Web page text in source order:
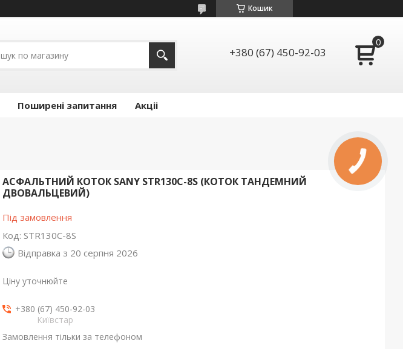
Кошик
+380 (67) 450-92-03
Поширені запитання Акціі
АСФАЛЬТНИЙ КОТОК SANY STR130C-8S (КОТОК ТАНДЕМНИЙ
ДВОВАЛЬЦЕВИЙ)
Під замовлення
Код: STR130C-8S
Відправка з 20 серпня 2026
Ціну уточнюйте
+380 (67) 450-92-03
Київстар
Замовлення тільки за телефоном